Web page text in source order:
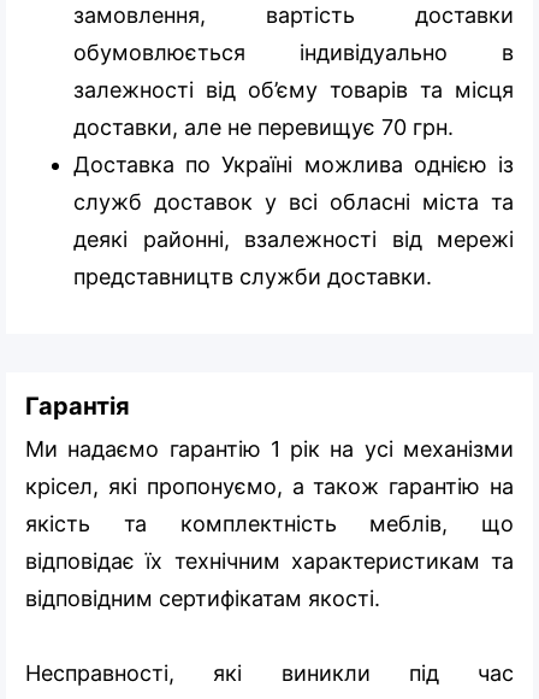
замовлення, вартість доставки
обумовлюється індивідуально в
залежності від об’єму товарів та місця
доставки, але не перевищує 70 грн.
Доставка по Україні можлива однією із
служб доставок у всі обласні міста та
деякі районні, взалежності від мережі
представництв служби доставки.
Гарантія
Ми надаємо гарантію 1 рік на усі механізми
крісел, які пропонуємо, а також гарантію на
якість та комплектність меблів, що
відповідає їх технічним характеристикам та
відповідним сертифікатам якості.
Несправності, які виникли під час